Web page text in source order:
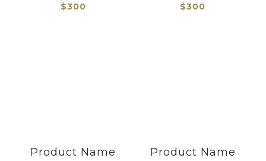
$300 $300
Product Name Product Name